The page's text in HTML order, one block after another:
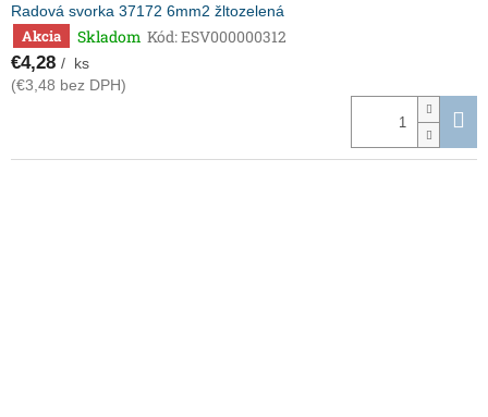
Radová svorka 37172 6mm2 žltozelená
Akcia Skladom Kód:ESV000000312
€4,28 / ks
(€3,48 bez DPH)